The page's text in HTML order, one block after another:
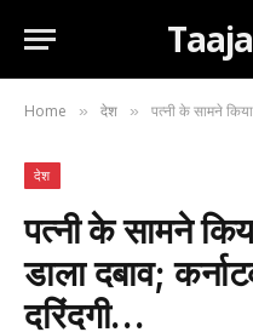
Home » देश » पत्नी के सामने किया
देश
पत्नी के सामने
डाला दबाव;
दरिंदगी…